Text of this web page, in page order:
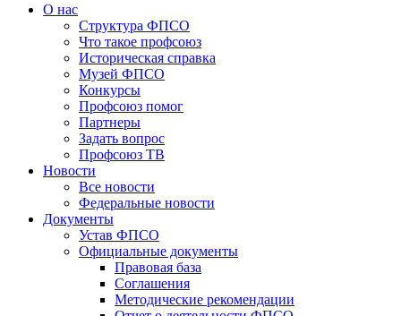
О нас
Структура ФПСО
Что такое профсоюз
Историческая справка
Музей ФПСО
Конкурсы
Профсоюз помог
Партнеры
Задать вопрос
Профсоюз ТВ
Новости
Все новости
Федеральные новости
Документы
Устав ФПСО
Официальные документы
Правовая база
Соглашения
Методические рекомендации